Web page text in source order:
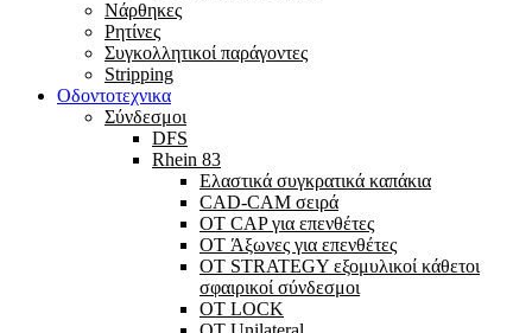
Νάρθηκες
Ρητίνες
Συγκολλητικοί παράγοντες
Stripping
Οδοντοτεχνικα
Σύνδεσμοι
DFS
Rhein 83
Ελαστικά συγκρατικά καπάκια
CAD-CAM σειρά
ΟΤ CAP για επενθέτες
OT Άξωνες για επενθέτες
OT STRATEGY εξομυλικοί κάθετοι
σφαιρικοί σύνδεσμοι
OT LOCK